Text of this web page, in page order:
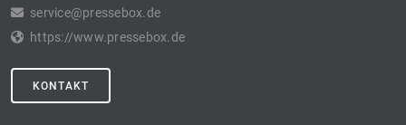
service@pressebox.de
https://www.pressebox.de
KONTAKT